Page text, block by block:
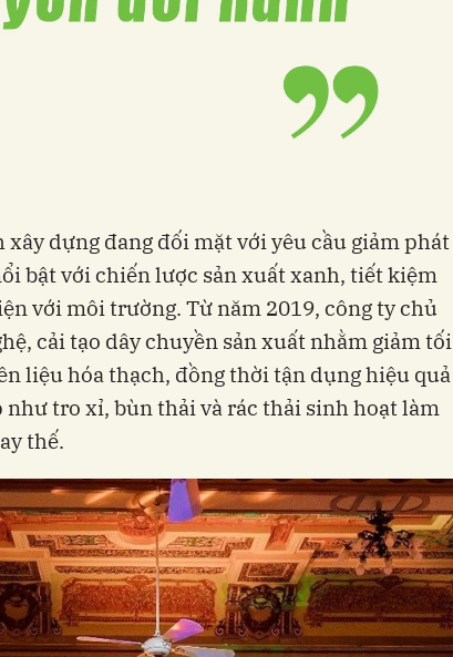
xây dựng đang đối mặt với yêu cầu giảm phát
bật với chiến lược sản xuất xanh, tiết kiệm
với môi trường. Từ năm 2019, công ty chủ
cải tạo dây chuyền sản xuất nhằm giảm tối
liệu hóa thạch, đồng thời tận dụng hiệu quả
tro xỉ, bùn thải và rác thải sinh hoạt làm
thế.